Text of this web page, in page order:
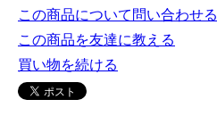
この商品について問い合わせる
この商品を友達に教える
買い物を続ける